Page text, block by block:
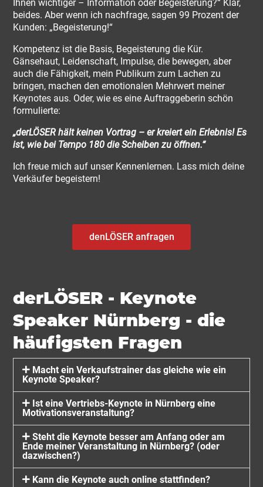
Ihnen wichtiger – Information oder Begeisterung?“ Klar,
beides. Aber wenn ich nachfrage, sagen 99 Prozent der
Kunden: „Begeisterung!“
Kompetenz ist die Basis, Begeisterung die Kür.
Gänsehaut, Leidenschaft, Impulse, die bewegen, aber
auch die Fähigkeit, mein Publikum zum Lachen zu
bringen, machen den emotionalen Mehrwert meiner
Keynotes aus. Oder, wie es eine Auftraggeberin schön
formulierte:
„derLÖSER hält keinen Vortrag – er kreiert ein Erlebnis! Es
ist, wie bei Tempo 180 die Scheiben zu öffnen.“
Ich freue mich auf unser Kennenlernen. Lass mich deine
Verkäufer begeistern!
denLÖSER anfragen
derLÖSER - Keynote
Speaker Nürnberg - die
häufigsten Fragen
Macht ein Verkaufstrainer das gleiche wie ein
Keynote Speaker?
Ist eine Vertriebs-Keynote in Nürnberg eine
Motivationsveranstaltung?
Steht die Keynote besser am Anfang oder am
Ende meiner Veranstaltung in Nürnberg? (oder
dazwischen?)
Kann die Keynote auch online stattfinden?